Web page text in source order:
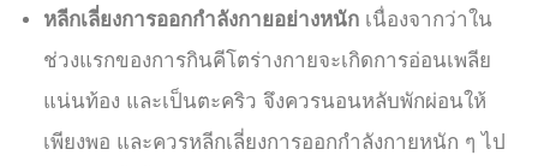
หลีกเลี่ยงการออกกำลังกายอย่างหนักเนื่องจากว่าใน
ช่วงแรกของการกินคีโตร่างกายจะเกิดการอ่อนเพลีย
แน่นท้อง และเป็นตะคริว จึงควรนอนหลับพักผ่อนให้
เพียงพอ และควรหลีกเลี่ยงการออกกำลังกายหนัก ๆ ไป